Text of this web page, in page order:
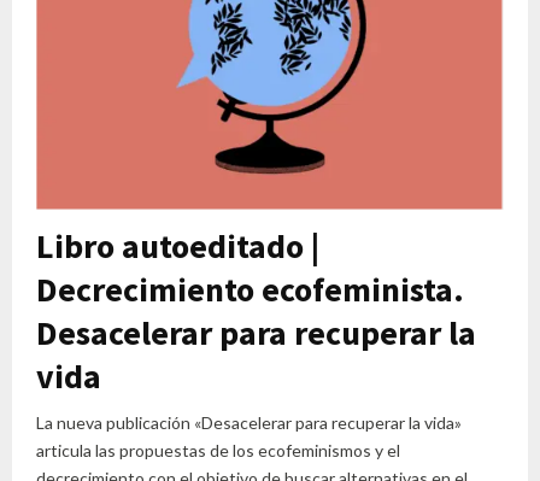
Libro autoeditado |
Decrecimiento ecofeminista.
Desacelerar para recuperar la
vida
La nueva publicación «Desacelerar para recuperar la vida»
articula las propuestas de los ecofeminismos y el